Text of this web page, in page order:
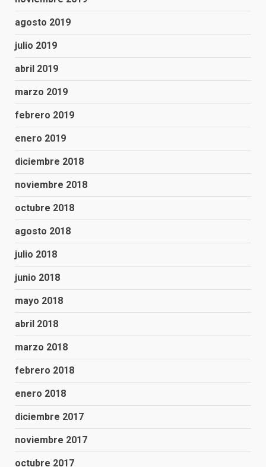
agosto 2019
julio 2019
abril 2019
marzo 2019
febrero 2019
enero 2019
diciembre 2018
noviembre 2018
octubre 2018
agosto 2018
julio 2018
junio 2018
mayo 2018
abril 2018
marzo 2018
febrero 2018
enero 2018
diciembre 2017
noviembre 2017
octubre 2017